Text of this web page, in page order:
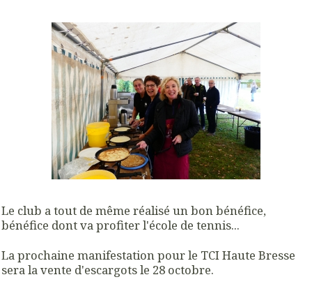
Le club a tout de même réalisé un bon bénéfice,
bénéfice dont va profiter l'école de tennis...
La prochaine manifestation pour le TCI Haute Bresse
sera la vente d'escargots le 28 octobre.